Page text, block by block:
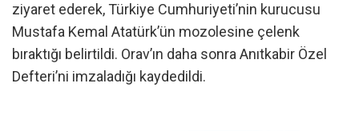
ziyaret ederek, Türkiye Cumhuriyeti’nin kurucusu
Mustafa Kemal Atatürk’ün mozolesine çelenk
bıraktığı belirtildi. Orav’ın daha sonra Anıtkabir Özel
Defteri’ni imzaladığı kaydedildi.